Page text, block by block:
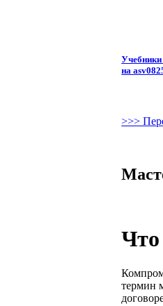
на
>>>
Что
термин